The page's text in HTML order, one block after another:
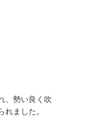
、勢い良く吹
ました。